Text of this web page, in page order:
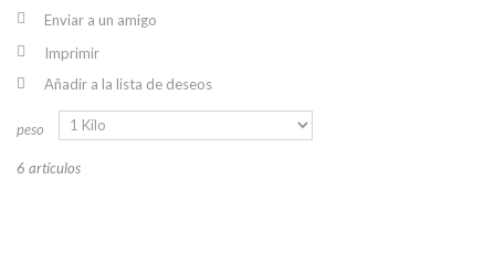
Enviar a un amigo
Imprimir
Añadir a la lista de deseos
peso
6 artículos